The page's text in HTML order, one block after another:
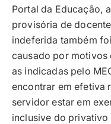
Portal da Educação,
provisória de
indeferida também
causado por motivos
as indicadas pelo
encontrar em efetiva
servidor estar em
inclusive do